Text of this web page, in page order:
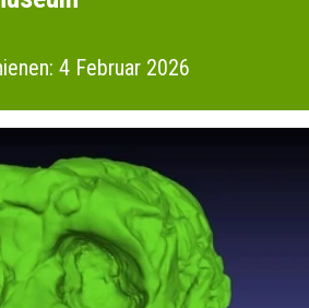
4 Februar 2026